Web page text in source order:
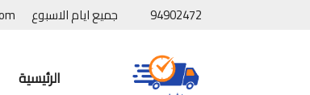
94902472 جميع ايام الاسبوع
الرئيسية